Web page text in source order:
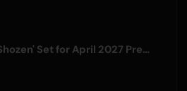
TV Anime 'Shozen' Set for April 2027 Premiere on Fuji TV